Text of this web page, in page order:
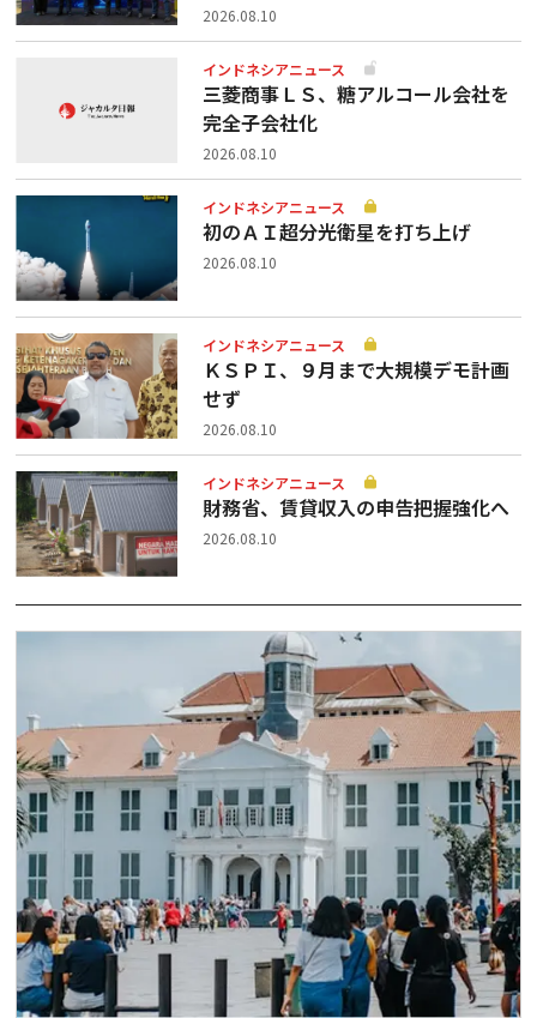
2026.08.10
インドネシアニュース
三菱商事ＬＳ、糖アルコール会社を
完全子会社化
2026.08.10
インドネシアニュース
初のＡＩ超分光衛星を打ち上げ
2026.08.10
インドネシアニュース
ＫＳＰＩ、９月まで大規模デモ計画
せず
2026.08.10
インドネシアニュース
財務省、賃貸収入の申告把握強化へ
2026.08.10